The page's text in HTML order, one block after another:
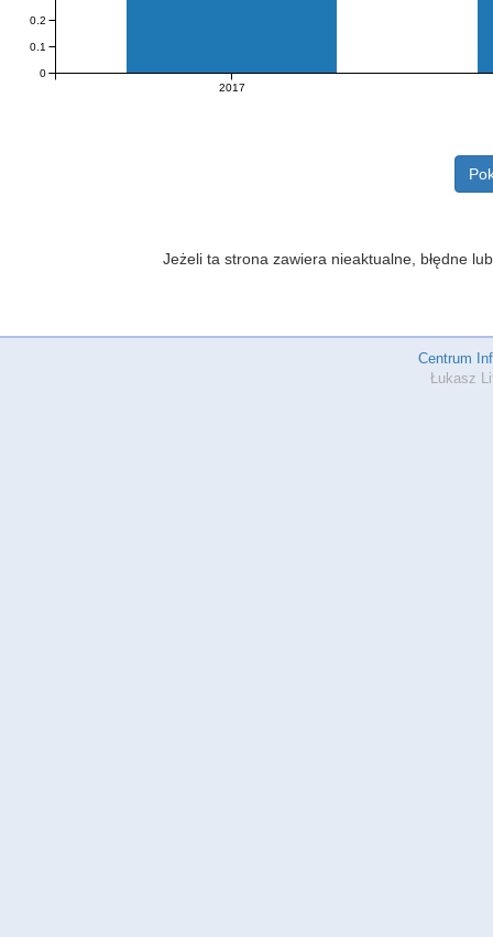
2017
0
0.1
0.2
Jeżeli ta strona zawiera nieaktualne, błędne
Centrum
Łukasz